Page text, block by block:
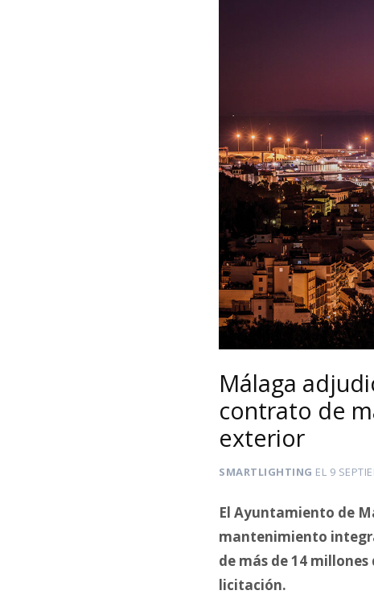
Málaga
contrato de
exterior
SMARTLIGHTING EL 9
El Ayuntamiento de
mantenimiento
de más de 14
licitación.